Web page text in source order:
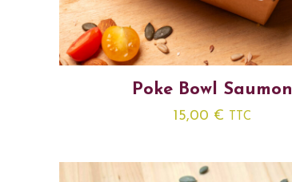
Poke Bowl Saumon
15,00 € TTC